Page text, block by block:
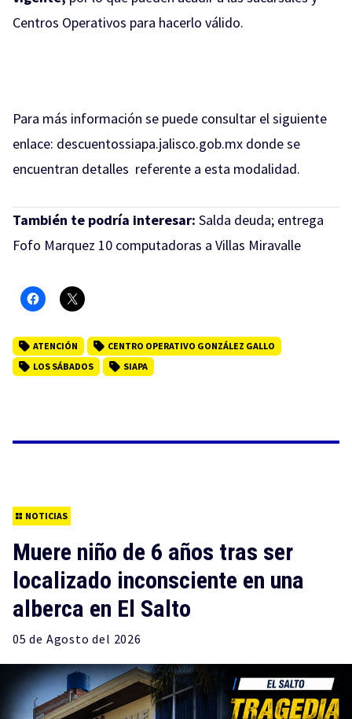
Centros Operativos para hacerlo válido.
Para más información se puede consultar el siguiente
enlace: descuentossiapa.jalisco.gob.mx donde se
encuentran detalles referente a esta modalidad.
También te podría interesar: Salda deuda; entrega
Fofo Marquez 10 computadoras a Villas Miravalle
ATENCIÓN
CENTRO OPERATIVO GONZÁLEZ GALLO
LOS SÁBADOS
SIAPA
NOTICIAS
Muere niño de 6 años tras ser
localizado inconsciente en una
alberca en El Salto
05 de Agosto del 2026